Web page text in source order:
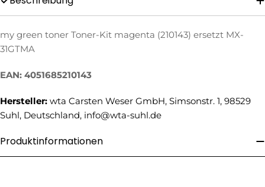
Ihr
Ihre
E-
Ihre
my green toner Toner-Kit magenta (210143) ersetzt MX-
31GTMA
EAN: 4051685210143
Hersteller: wta Carsten Weser GmbH, Simsonstr. 1, 98529
Suhl, Deutschland, info@wta-suhl.de
Produktinformationen